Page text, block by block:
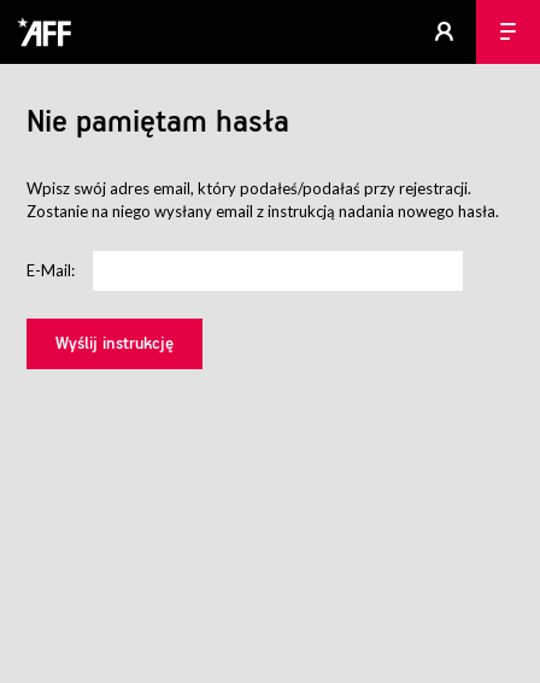
Nie pamiętam hasła
Wpisz swój adres email, który podałeś/podałaś przy rejestracji.
Zostanie na niego wysłany email z instrukcją nadania nowego hasła.
E-Mail: